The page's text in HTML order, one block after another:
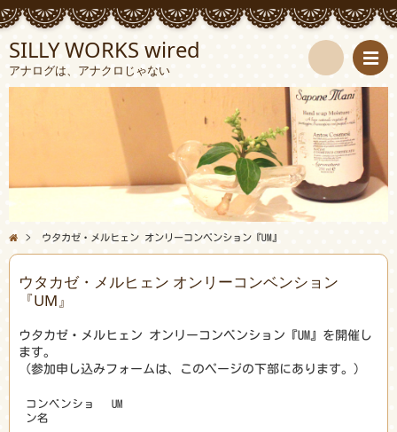
SILLY WORKS wired
アナログは、アナクロじゃない
検
索
> ウタカゼ・メルヒェン オンリーコンベンション『UM』
ウタカゼ・メルヒェン オンリーコンベンション
『UM』
ウタカゼ・メルヒェン オンリーコンベンション『UM』を開催し
ます。
（参加申し込みフォームは、このページの下部にあります。）
コンベンショ
ン名
UM